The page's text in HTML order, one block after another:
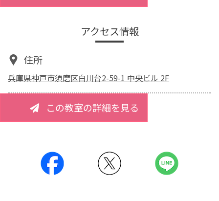
アクセス情報
住所
兵庫県神戸市須磨区白川台2-59-1 中央ビル 2F
この教室の詳細を見る